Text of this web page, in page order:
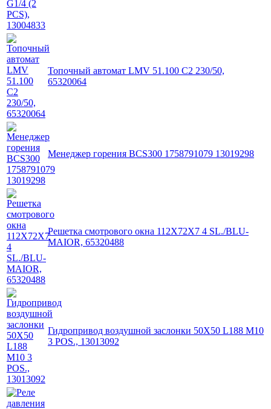
Топочный автомат LMV 51.100 C2 230/50,
65320064
Менеджер горения BCS300 1758791079 13019298
Решетка смотрового окна 112X72X7 4 SL./BLU-
MAIOR, 65320488
Гидропривод воздушной заслонки 50X50 L188 M10
3 POS., 13013092